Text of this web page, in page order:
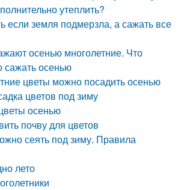
утеплить?
если земля подмерзла, а сажать все
осенью многолетние. Что
осенью
цветы можно посадить осенью
цветов под зиму
осенью
почву для цветов
сеять под зиму. Правила
лето